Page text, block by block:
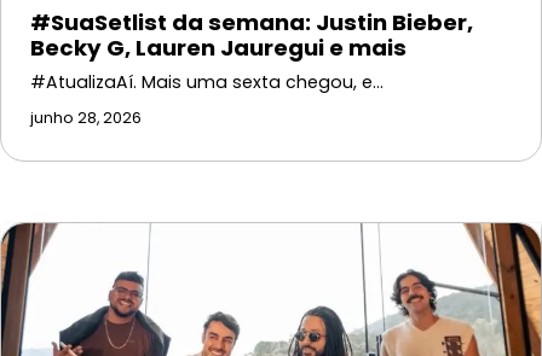
#SuaSetlist da semana: Justin Bieber,
Becky G, Lauren Jauregui e mais
#AtualizaAí. Mais uma sexta chegou, e…
junho 28, 2026